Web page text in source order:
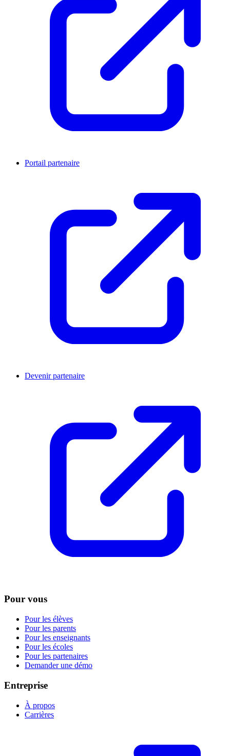
Portail partenaire
Devenir partenaire
Pour vous
Pour les élèves
Pour les parents
Pour les enseignants
Pour les écoles
Pour les partenaires
Demander une démo
Entreprise
À propos
Carrières